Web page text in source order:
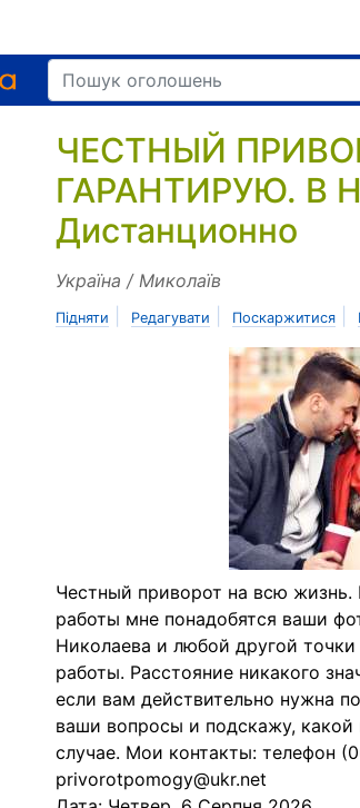
ЧЕСТНЫЙ
ГАРАНТИРУЮ. В
Дистанционно
Україна / Миколаїв
Підняти Редагувати Поскаржитися
Честный приворот на всю
работы мне понадобятся ваши
Николаева и любой другой
работы. Расстояние никакого
если вам действительно нужна
ваши вопросы и подскажу,
случае. Мои контакты: телефон
privorotpomogy@ukr.net